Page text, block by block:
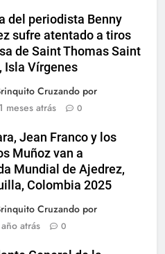
del periodista Benny
sufre atentado a tiros
de Saint Thomas Saint
Isla Vírgenes
Cruzando por
meses atrás 0
Jean Franco y los
Muñoz van a
Mundial de Ajedrez,
Colombia 2025
Cruzando por
atrás 0